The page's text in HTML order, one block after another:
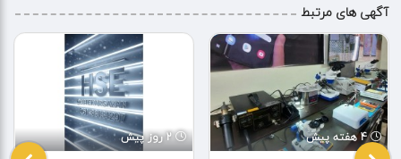
آگهی های مرتبط
2 روز پیش
4 هفته پیش